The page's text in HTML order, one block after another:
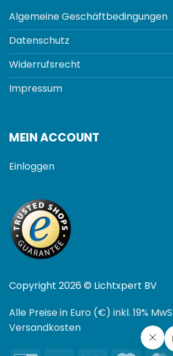
Algemeine Geschäftbedingungen
Datenschutz
Widerrufsrecht
Impressum
MEIN ACCOUNT
Einloggen
Copyright 2026 © Lichtxpert BV
Alle Preise in Euro (€) inkl. 19%
Versandkosten